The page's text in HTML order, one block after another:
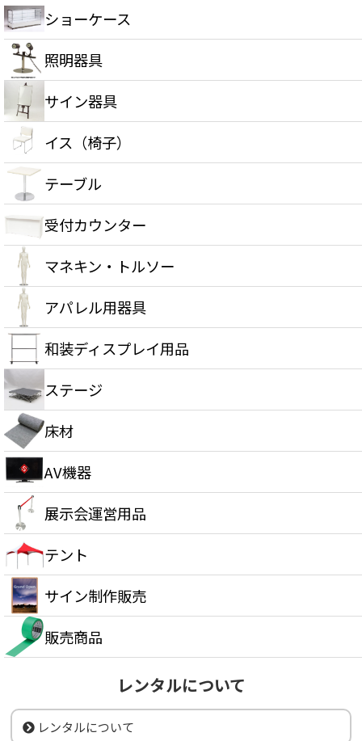
ショーケース
照明器具
サイン器具
イス（椅子）
テーブル
受付カウンター
マネキン・トルソー
アパレル用器具
和装ディスプレイ用品
ステージ
床材
AV機器
展示会運営用品
テント
サイン制作販売
販売商品
レンタルについて
レンタルについて